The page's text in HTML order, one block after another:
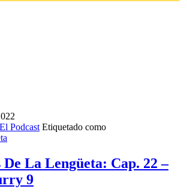
El Podcast Etiquetado como
La Lengüeta: Cap. 22 –
9